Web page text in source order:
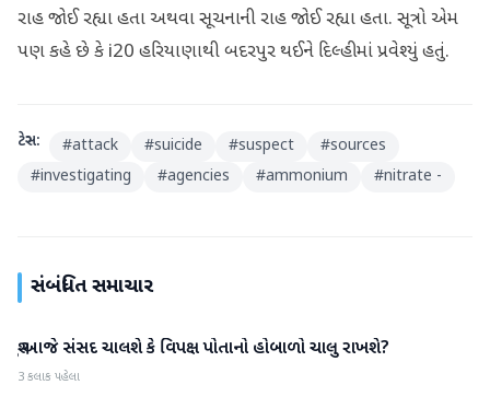
રાહ જોઈ રહ્યા હતા અથવા સૂચનાની રાહ જોઈ રહ્યા હતા. સૂત્રો એમ
પણ કહે છે કે i20 હરિયાણાથી બદરપુર થઈને દિલ્હીમાં પ્રવેશ્યું હતું.
ટેગ્સ: #attack #suicide #suspect #sources
#investigating #agencies #ammonium #nitrate -
સંબંધિત સમાચાર
રાષ્ટ્રીય
શું આજે સંસદ ચાલશે કે વિપક્ષ પોતાનો હોબાળો ચાલુ રાખશે?
3 કલાક પહેલા